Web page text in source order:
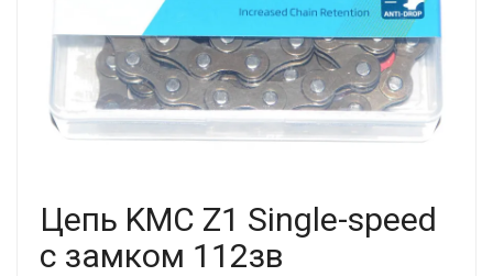
Цепь KMC Z1 Single-speed
с замком 112зв